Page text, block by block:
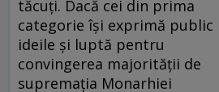
tăcuţi. Dacă cei din prima
categorie îşi exprimă public
ideile şi luptă pentru
convingerea majorităţii de
supremaţia Monarhiei